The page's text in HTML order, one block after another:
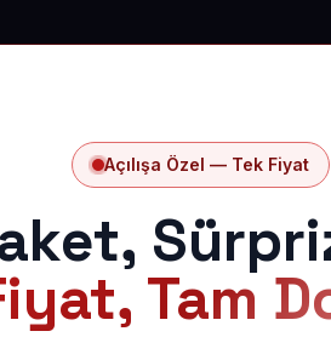
Açılışa Özel — Tek Fiyat
Tam